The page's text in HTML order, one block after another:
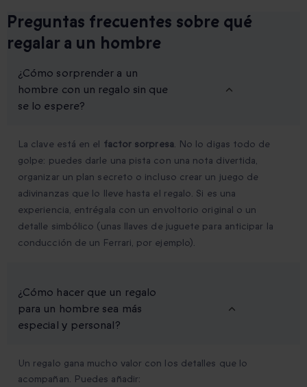
Preguntas frecuentes sobre qué
regalar a un hombre
¿Cómo sorprender a un
hombre con un regalo sin que
se lo espere?
La clave está en el factor sorpresa. No lo digas todo de
golpe: puedes darle una pista con una nota divertida,
organizar un plan secreto o incluso crear un juego de
adivinanzas que lo lleve hasta el regalo. Si es una
experiencia, entrégala con un envoltorio original o un
detalle simbólico (unas llaves de juguete para anticipar la
conducción de un Ferrari, por ejemplo).
¿Cómo hacer que un regalo
para un hombre sea más
especial y personal?
Un regalo gana mucho valor con los detalles que lo
acompañan. Puedes añadir: